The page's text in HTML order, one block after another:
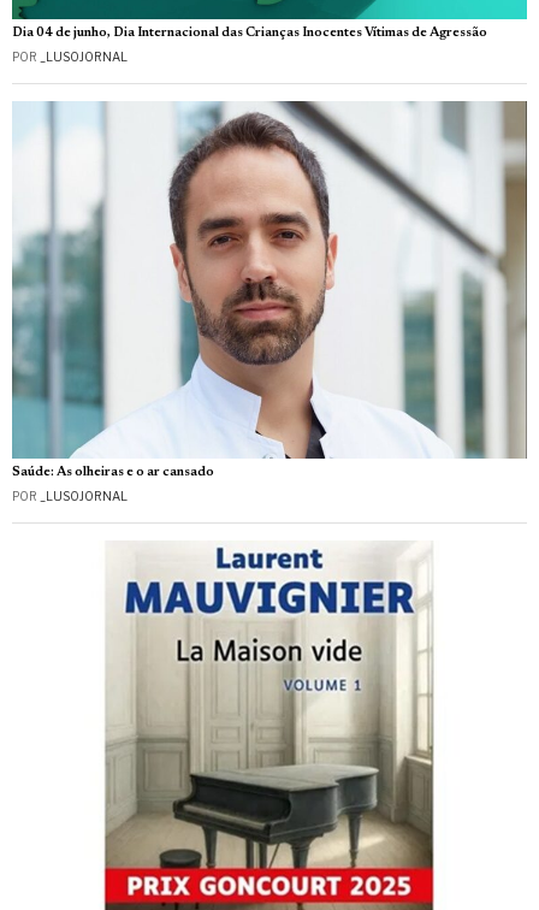
Dia 04 de junho, Dia Internacional das Crianças Inocentes Vítimas de Agressão
POR _LUSOJORNAL
Saúde: As olheiras e o ar cansado
POR _LUSOJORNAL